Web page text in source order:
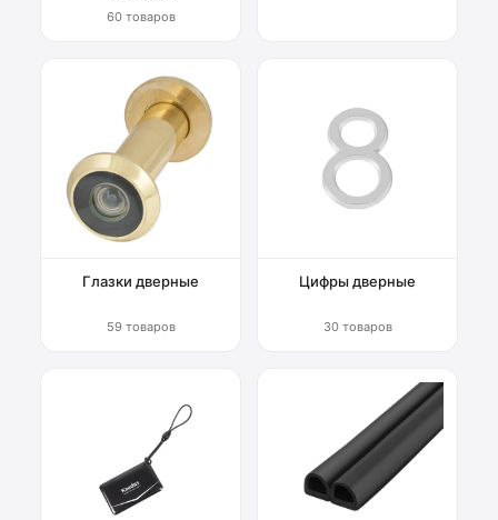
60 товаров
Глазки дверные
59 товаров
Цифры дверные
30 товаров